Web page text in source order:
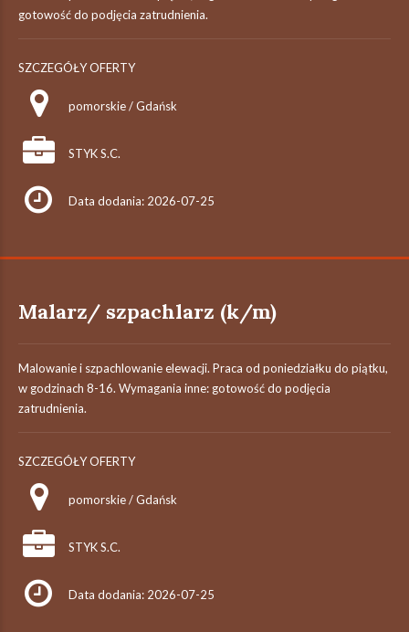
gotowość do podjęcia zatrudnienia.
SZCZEGÓŁY OFERTY
pomorskie / Gdańsk
STYK S.C.
Data dodania: 2026-07-25
Malarz/ szpachlarz (k/m)
Malowanie i szpachlowanie elewacji. Praca od poniedziałku do piątku,
w godzinach 8-16. Wymagania inne: gotowość do podjęcia
zatrudnienia.
SZCZEGÓŁY OFERTY
pomorskie / Gdańsk
STYK S.C.
Data dodania: 2026-07-25